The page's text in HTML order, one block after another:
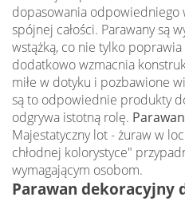
dopasowania odpowiedniego
spójnej całości. Parawany są
wstążką, co nie tylko
dodatkowo wzmacnia
miłe w dotyku i pozbawione
są to odpowiednie produkty
odgrywa istotną rolę.
Majestatyczny lot - żuraw w
chłodnej kolorystyce"
wymagającym osobom.
Parawan dekoracyjny